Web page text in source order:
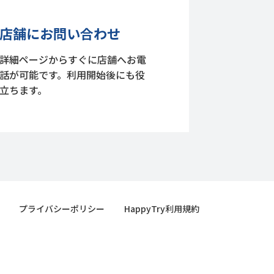
舗にお問い合わせ
細ページからすぐに店舗へお電
が可能です。利用開始後にも役
ちます。
プライバシーポリシー HappyTry利用規約